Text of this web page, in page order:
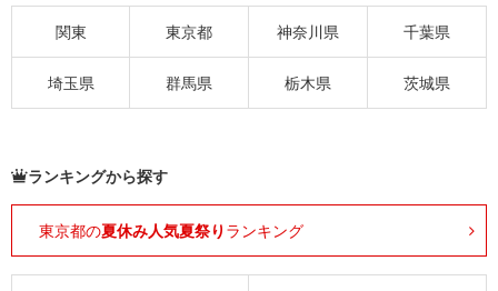
関東 東京都 神奈川県 千葉県
埼玉県 群馬県 栃木県 茨城県
ランキングから探す
東京都の夏休み人気夏祭り ランキング